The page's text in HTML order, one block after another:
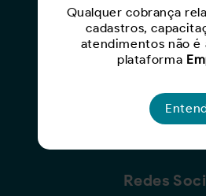
Cadastro de
Capacite-
Criar
Redes
Qualquer cobrança
cadastros,
atendimentos não é
plataforma